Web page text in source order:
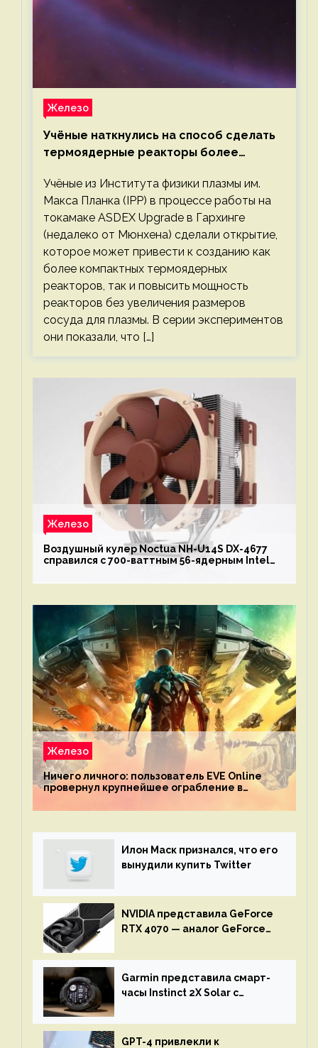
Железо
Учёные наткнулись на способ сделать
термоядерные реакторы более
Учёные из Института физики плазмы им.
Макса Планка (IPP) в процессе работы на
токамаке ASDEX Upgrade в Гархинге
(недалеко от Мюнхена) сделали открытие,
которое может привести к созданию как
более компактных термоядерных
реакторов, так и повысить мощность
реакторов без увеличения размеров
сосуда для плазмы. В серии экспериментов
они показали, что […]
Железо
Воздушный кулер Noctua NH-U14S DX-4677
справился с 700-ваттным 56-ядерным Intel
Железо
Ничего личного: пользователь EVE Online
провернул крупнейшее ограбление в
механике
Илон Маск признался, что его
вынудили купить Twitter
NVIDIA представила GeForce
RTX 4070 — аналог GeForce
Garmin представила смарт-
часы Instinct 2X Solar с
GPT-4 привлекли к